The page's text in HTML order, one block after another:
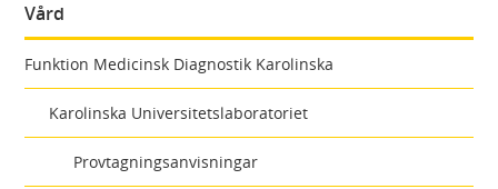
Vård
Funktion Medicinsk Diagnostik Karolinska
Karolinska Universitetslaboratoriet
Provtagningsanvisningar